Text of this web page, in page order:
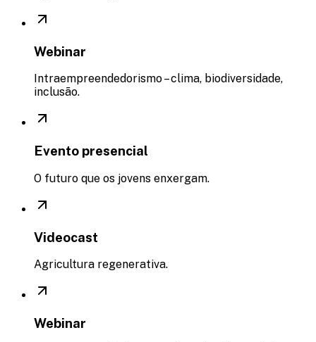
Webinar​
Intraempreendedorismo – clima, biodiversidade,
inclusão.​
Evento presencial
O futuro que os jovens enxergam.
Videocast
Agricultura regenerativa.​
Webinar​